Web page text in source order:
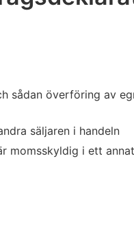
sådan överföring av
säljaren i handeln
momsskyldig i ett